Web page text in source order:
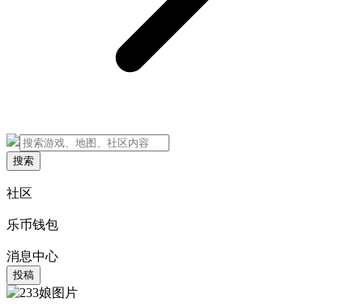
搜索
社区
乐币钱包
消息中心
投稿